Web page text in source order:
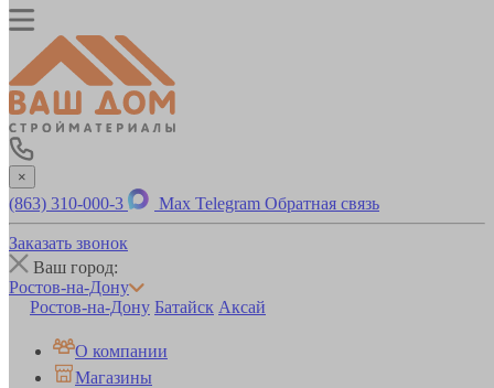
×
(863) 310-000-3 Max Telegram Обратная связь
Заказать звонок
Ваш город:
Ростов-на-Дону
Ростов-на-Дону Батайск Аксай
О компании
Магазины